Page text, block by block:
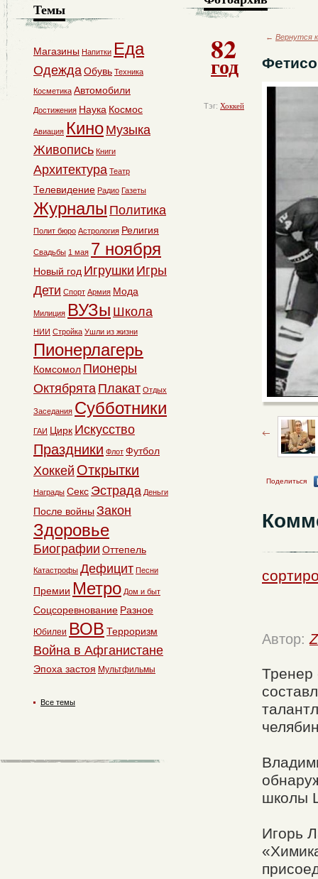
82
год
Тэг: Хоккей
← Вернутся
Поделиться
Автор:
Тренер
школы
Игорь
Темы
Магазины Напитки Еда
ОдеждаОбувь Техника
Косметика Автомобили
Достижения Наука Космос
Авиация Кино Музыка
Живопись Книги
Архитектура Театр
Телевидение Радио Газеты
Журналы Политика
Полит бюро Астрология Религия
Свадьбы 1 мая 7 ноября
Новый год Игрушки Игры
Дети Спорт Армия Мода
Милиция ВУЗы Школа
НИИ Стройка Ушли из жизни
Пионерлагерь
Комсомол Пионеры
Октябрята Плакат Отдых
Заседания Субботники
ГАИ Цирк Искусство
Праздники Флот Футбол
Хоккей Открытки
Награды Секс Эстрада Деньги
После войны Закон
Здоровье
Биографии Оттепель
Катастрофы Дефицит Песни
Премии Метро Дом и быт
Соцсоревнование Разное
Юбилеи ВОВ Терроризм
Война в Афганистане
Эпоха застоя Мультфильмы
Все темы